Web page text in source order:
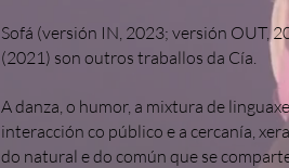
Sofá (versión IN, 2023; versión OUT,
(2021) son outros traballos da Cía.
A danza, o humor, a mixtura de
interacción co público e a cercanía,
do natural e do común que se